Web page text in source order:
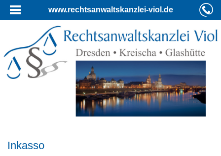
www.rechtsanwaltskanzlei-viol.de
Inkasso